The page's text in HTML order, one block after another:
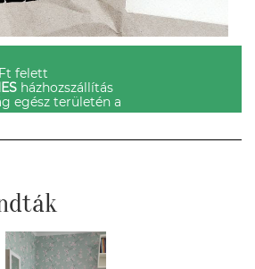
felett
házhozszállítás
egész területén a